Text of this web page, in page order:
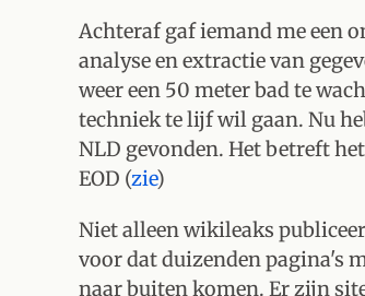
Achteraf gaf iemand me een
analyse en extractie van
weer een 50 meter bad te
techniek te lijf wil gaan. Nu
NLD gevonden. Het betreft
EOD (zie)
Niet alleen wikileaks
voor dat duizenden pagina's
naar buiten komen. Er zijn